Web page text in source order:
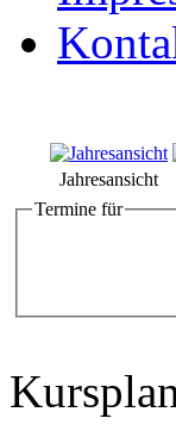
Jahresansicht
Termine für